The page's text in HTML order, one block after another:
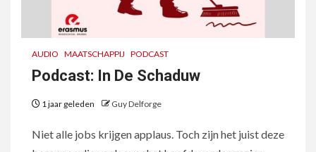
AUDIO MAATSCHAPPIJ PODCAST
Podcast: In De Schaduw
1 jaar geleden Guy Delforge
Niet alle jobs krijgen applaus. Toch zijn het juist deze